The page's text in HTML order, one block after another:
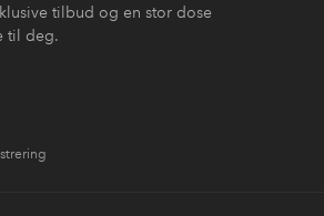
tilbud og en stor dose
til deg.